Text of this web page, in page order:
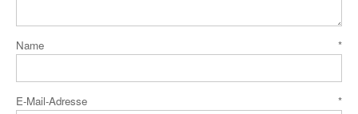
Name *
E-Mail-Adresse *